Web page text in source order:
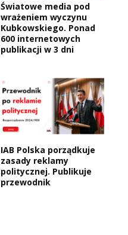
Światowe media pod
wrażeniem wyczynu
Kubkowskiego. Ponad
600 internetowych
publikacji w 3 dni
IAB Polska porządkuje
zasady reklamy
politycznej. Publikuje
przewodnik